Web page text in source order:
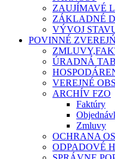
ZAUJÍMAVÉ
ZÁKLADNÉ
VÝVOJ
POVINNÉ
ÚRADNÁ
VEREJNÉ
ARCHÍV FZO
Faktúry
Zmluvy
OCHRANA
ODPADOVÉ